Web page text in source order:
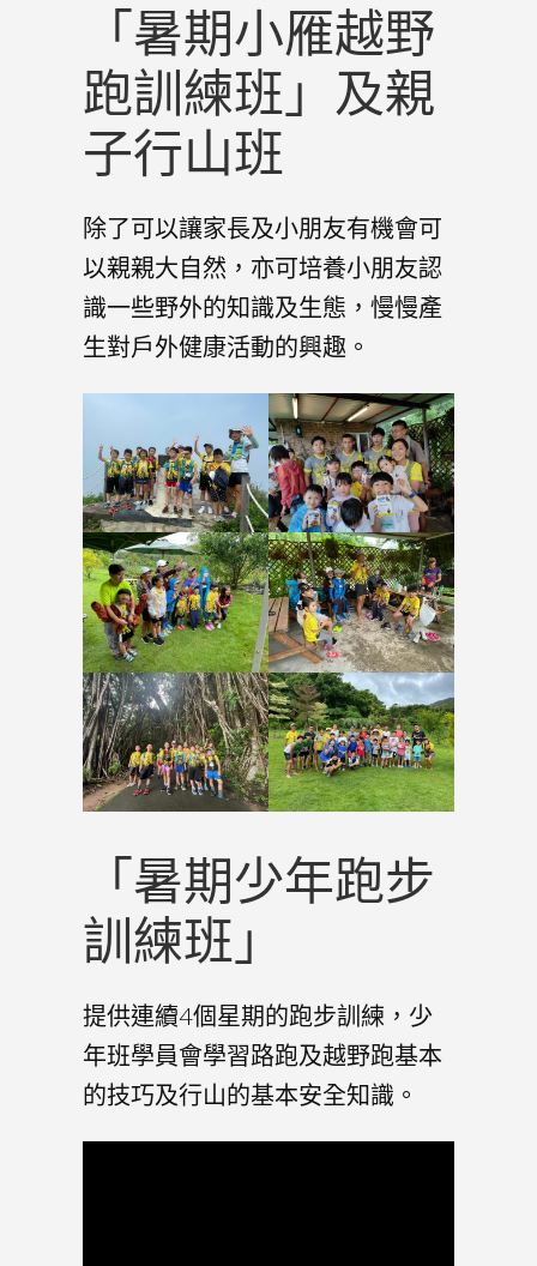
「暑期小雁越野
跑訓練班」及親
子行山班
除了可以讓家長及小朋友有機會可
以親親大自然，亦可培養小朋友認
識一些野外的知識及生態，慢慢產
生對戶外健康活動的興趣。
「暑期少年跑步
訓練班」
提供連續4個星期的跑步訓練，少
年班學員會學習路跑及越野跑基本
的技巧及行山的基本安全知識。